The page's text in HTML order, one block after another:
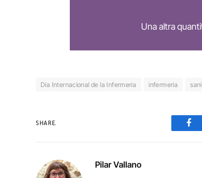
Una altra
Dia Internacional de la Infermeria infermeria
SHARE.
Pilar Vallano